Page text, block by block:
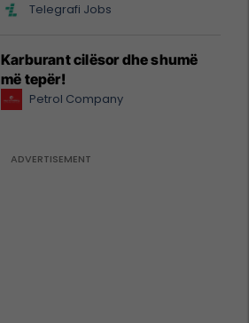
Telegrafi Jobs
Karburant cilësor dhe shumë
më tepër!
Petrol Company